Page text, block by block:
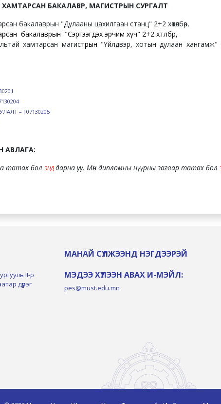
БАКАЛАВР, МАГИСТРЫН СУРГАЛТ
бакалаврын "Дулааны цахилгаан станц" 2+2 хөтөлбөр,
бакалаврын "Сэргээгдэх эрчим хүч" 2+2 хөтөлбөр,
хамтарсан магистрын "Үйлдвэр, хотын дулаан хангамж"
– F07130205
АВЛАГА:
татах бол ЭНД дарна уу. Мөн дипломны нүүрны загвар татах бол
II-р
дүүрэг
МАНАЙ СҮЛЖЭЭНД НЭГДЭЭРЭЙ
МЭДЭЭ ХҮЛЭЭН АВАХ И-МЭЙЛ:
pes@must.edu.mn